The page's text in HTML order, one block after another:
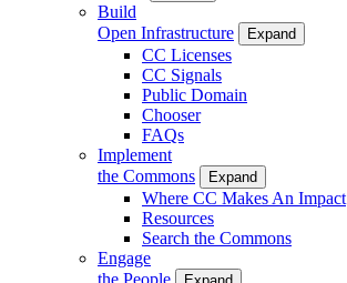
Build
Open Infrastructure
Expand
CC Licenses
CC Signals
Public Domain
Chooser
FAQs
Implement
the Commons
Expand
Where CC Makes An Impact
Resources
Search the Commons
Engage
the People